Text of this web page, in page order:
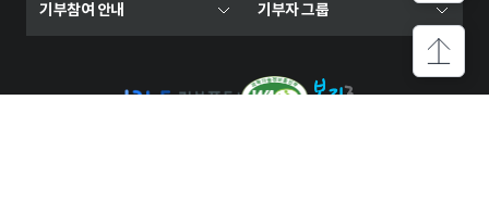
상단으
기부참여 안내 기부자 그룹